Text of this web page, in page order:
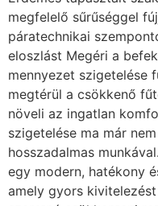
megfelelő sűrűséggel
páratechnikai
eloszlást Megéri a
mennyezet szigetelése
megtérül a csökkenő
növeli az ingatlan
szigetelése ma már
hosszadalmas
egy modern, hatékony
amely gyors